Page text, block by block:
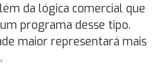
da lógica comercial que
programa desse tipo.
maior representará mais